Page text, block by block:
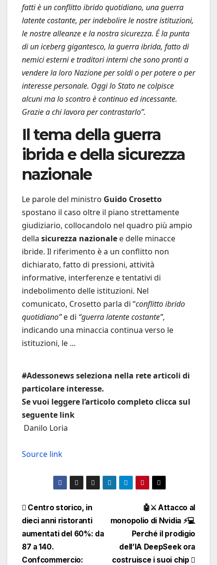
fatti è un conflitto ibrido quotidiano, una guerra
latente costante, per indebolire le nostre istituzioni,
le nostre alleanze e la nostra sicurezza. É la punta
di un iceberg gigantesco, la guerra ibrida, fatto di
nemici esterni e traditori interni che sono pronti a
vendere la loro Nazione per soldi o per potere o per
interesse personale. Oggi lo Stato ne colpisce
alcuni ma lo scontro è continuo ed incessante.
Grazie a chi lavora per contrastarlo”.
Il tema della guerra
ibrida e della sicurezza
nazionale
Le parole del ministro Guido Crosetto
spostano il caso oltre il piano strettamente
giudiziario, collocandolo nel quadro più ampio
della sicurezza nazionale e delle minacce
ibride. Il riferimento è a un conflitto non
dichiarato, fatto di pressioni, attività
informative, interferenze e tentativi di
indebolimento delle istituzioni. Nel
comunicato, Crosetto parla di “conflitto ibrido
quotidiano”e di “guerra latente costante”,
indicando una minaccia continua verso le
istituzioni, le ...
#Adessonews seleziona nella rete articoli di
particolare interesse.
Se vuoi leggere l’articolo completo clicca sul
seguente link
Danilo Loria
Source link
Navigazione
articoli
🤖⚔️ Attacco al
monopolio di Nvidia ⚡💻
Perché il prodigio
dell’IA DeepSeek ora
costruisce i suoi chip
Centro storico, in
dieci anni ristoranti
aumentati del 60%: da
87 a 140.
Confcommercio: